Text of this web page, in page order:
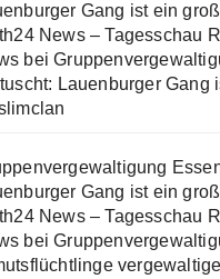
Gang ist ein
News – Tagesschau
bei
Lauenburger Gang
Gang ist ein
News – Tagesschau
bei